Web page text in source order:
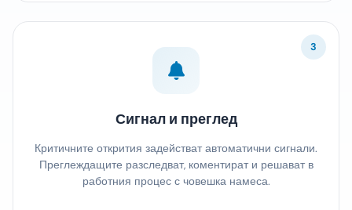
3
Сигнал и преглед
Критичните открития задействат автоматични сигнали.
Преглеждащите разследват, коментират и решават в
работния процес с човешка намеса.